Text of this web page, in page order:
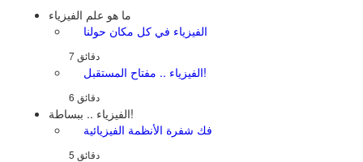
ما هو علم الفيزياء
الفيزياء في كل مكان حولنا
الفيزياء .. مفتاح المستقبل!
الفيزياء .. ببساطة!
فك شفرة الأنظمة الفيزيائية